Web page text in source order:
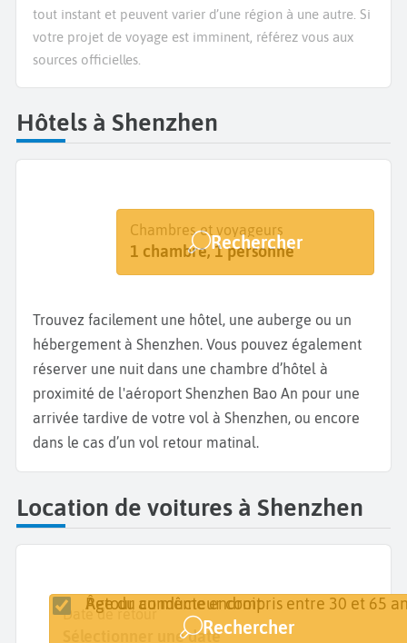
tout instant et peuvent varier d’une région à une autre. Si
votre projet de voyage est imminent, référez vous aux
sources officielles.
Hôtels à Shenzhen
Destination
Shenzhen
Dates
Dates de votre séjour
Chambres et voyageurs
1 chambre, 1 personne
Rechercher
Trouvez facilement une hôtel, une auberge ou un
hébergement à Shenzhen. Vous pouvez également
réserver une nuit dans une chambre d’hôtel à
proximité de l'aéroport Shenzhen Bao An pour une
arrivée tardive de votre vol à Shenzhen, ou encore
dans le cas d’un vol retour matinal.
Location de voitures à Shenzhen
Lieu de retrait
Date de retrait
Sélectionner une date
Date de retour
Sélectionner une date
Retour au même endroit
Âge du conducteur compris entre 30 et 65
Rechercher